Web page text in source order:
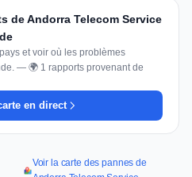
de Andorra Telecom Service
et voir où les problèmes
— 🌍 1 rapports provenant de
en direct
Voir la carte des pannes de